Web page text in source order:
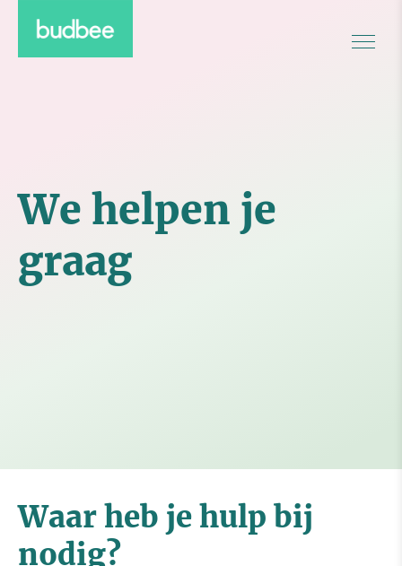
We helpen je
graag
Waar heb je hulp bij
nodig?